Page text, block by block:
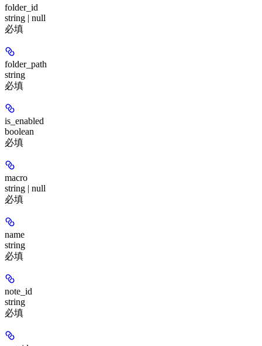
folder_id
string | null
必填
folder_path
string
必填
is_enabled
boolean
必填
macro
string | null
必填
name
string
必填
note_id
string
必填